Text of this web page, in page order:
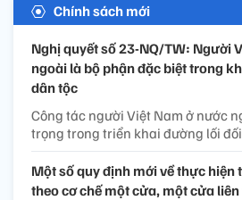
Chính sách mới
Nghị quyết số 23-NQ/TW: Người
ngoài là bộ phận đặc biệt trong
dân tộc
Công tác người Việt Nam ở nước
trọng trong triển khai đường lối
Một số quy định mới về thực hiện
theo cơ chế một cửa, một cửa